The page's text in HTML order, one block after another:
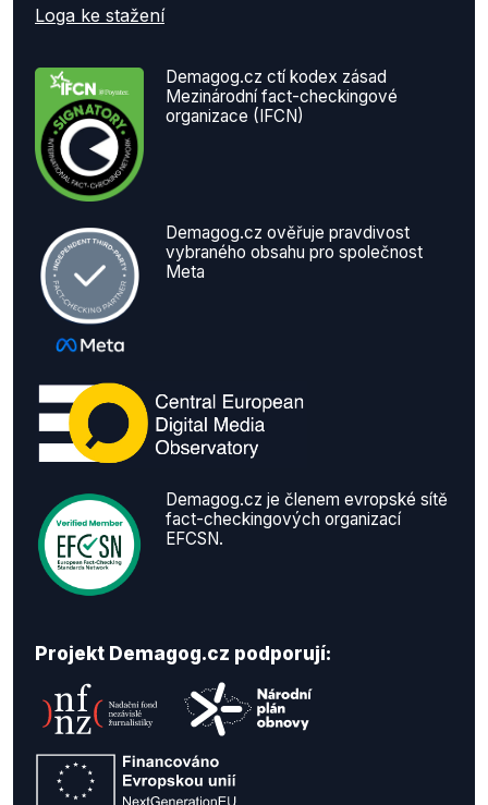
Loga ke stažení
Demagog.cz ctí kodex zásad
Mezinárodní fact-checkingové
organizace (IFCN)
Demagog.cz ověřuje pravdivost
vybraného obsahu pro společnost
Meta
Demagog.cz je členem evropské sítě
fact-checkingových organizací
EFCSN.
Projekt Demagog.cz podporují: